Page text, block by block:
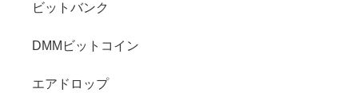
ビットバンク
DMMビットコイン
エアドロップ